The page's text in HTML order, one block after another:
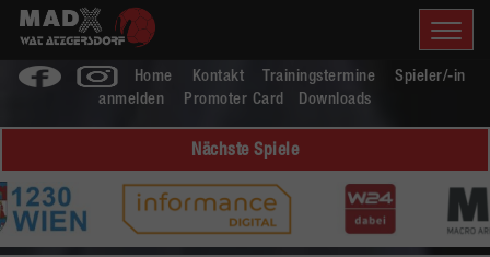
Home Kontakt Trainingstermine
Spieler/-in
anmelden
Promoter Card Downloads
Nächste Spiele